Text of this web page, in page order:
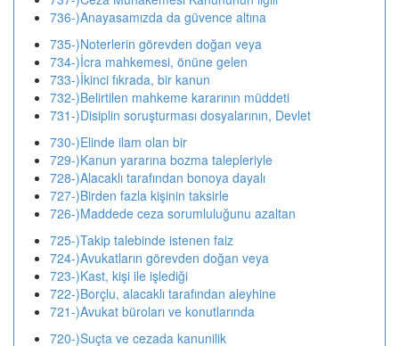
736-)Anayasamızda da güvence altına
735-)Noterlerin görevden doğan veya
734-)İcra mahkemesi, önüne gelen
733-)İkinci fıkrada, bir kanun
732-)Belirtilen mahkeme kararının müddeti
731-)Disiplin soruşturması dosyalarının, Devlet
730-)Elinde ilam olan bir
729-)Kanun yararına bozma talepleriyle
728-)Alacaklı tarafından bonoya dayalı
727-)Birden fazla kişinin taksirle
726-)Maddede ceza sorumluluğunu azaltan
725-)Takip talebinde istenen faiz
724-)Avukatların görevden doğan veya
723-)Kast, kişi ile işlediği
722-)Borçlu, alacaklı tarafından aleyhine
721-)Avukat büroları ve konutlarında
720-)Suçta ve cezada kanunilik